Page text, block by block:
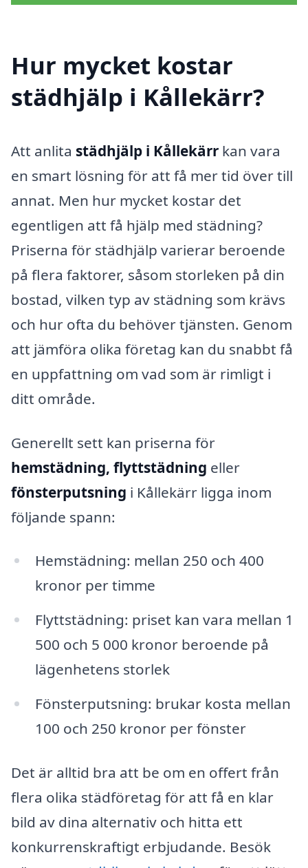
Hur mycket kostar
städhjälp i Kållekärr?
Att anlita städhjälp i Kållekärr kan vara
en smart lösning för att få mer tid över till
annat. Men hur mycket kostar det
egentligen att få hjälp med städning?
Priserna för städhjälp varierar beroende
på flera faktorer, såsom storleken på din
bostad, vilken typ av städning som krävs
och hur ofta du behöver tjänsten. Genom
att jämföra olika företag kan du snabbt få
en uppfattning om vad som är rimligt i
ditt område.
Generellt sett kan priserna för
hemstädning, flyttstädning eller
fönsterputsning i Kållekärr ligga inom
följande spann:
Hemstädning: mellan 250 och 400
kronor per timme
Flyttstädning: priset kan vara mellan 1
500 och 5 000 kronor beroende på
lägenhetens storlek
Fönsterputsning: brukar kosta mellan
100 och 250 kronor per fönster
Det är alltid bra att be om en offert från
flera olika städföretag för att få en klar
bild av dina alternativ och hitta ett
konkurrenskraftigt erbjudande. Besök